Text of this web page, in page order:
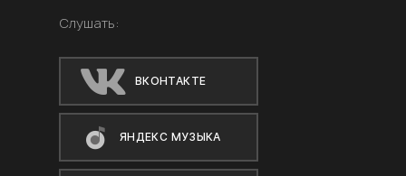
Слушать:
ВКОНТАКТЕ
ЯНДЕКС МУЗЫКА